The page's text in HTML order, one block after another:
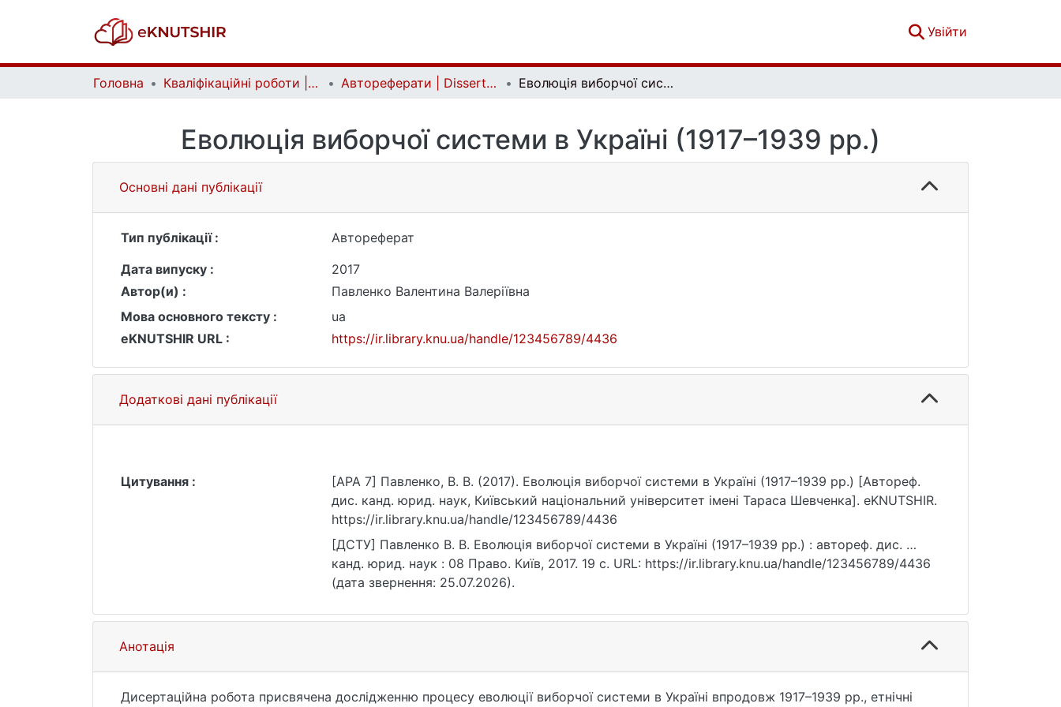
Увійти
Головна Кваліфікаційні роботи | Qualifying works Автореферати | Dissertation abstract Еволюція виборчої системи в Україні (1917–1939 рр.)
Еволюція виборчої системи в Україні (1917–1939 рр.)
Основні дані публікації
Тип публікації :
Автореферат
Дата випуску :
2017
Автор(и) :
Павленко Валентина Валеріївна
Мова основного тексту :
ua
eKNUTSHIR URL :
https://ir.library.knu.ua/handle/123456789/4436
Додаткові дані публікації
Цитування :
[APA 7] Павленко, В. В. (2017). Еволюція виборчої системи в Україні (1917–1939 рр.) [Автореф.
дис. канд. юрид. наук, Київський національний університет імені Тараса Шевченка]. eKNUTSHIR.
https://ir.library.knu.ua/handle/123456789/4436
[ДСТУ] Павленко В. В. Еволюція виборчої системи в Україні (1917–1939 рр.) : автореф. дис. …
канд. юрид. наук : 08 Право. Київ, 2017. 19 с. URL: https://ir.library.knu.ua/handle/123456789/4436
(дата звернення: 25.07.2026).
Анотація
Дисертаційна робота присвячена дослідженню процесу еволюції виборчої системи в Україні впродовж 1917–1939 рр., етнічні